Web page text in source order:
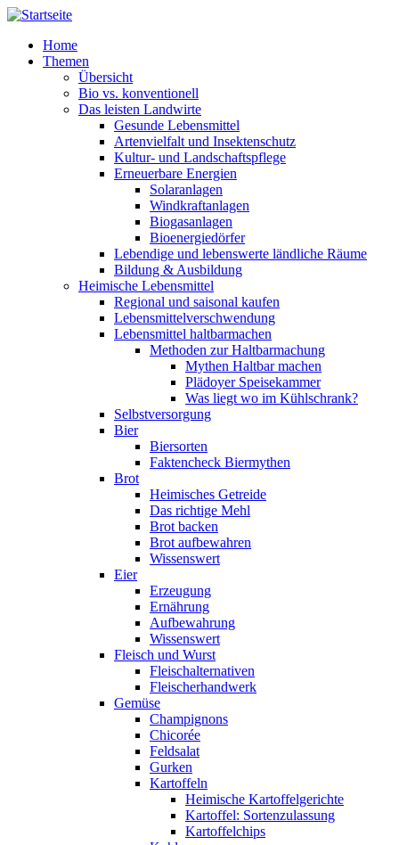
Direkt zum Inhalt
Home
Themen
Übersicht
Bio vs. konventionell
Das leisten Landwirte
Gesunde Lebensmittel
Artenvielfalt und Insektenschutz
Kultur- und Landschaftspflege
Erneuerbare Energien
Solaranlagen
Windkraftanlagen
Biogasanlagen
Bioenergiedörfer
Lebendige und lebenswerte ländliche Räume
Bildung & Ausbildung
Heimische Lebensmittel
Regional und saisonal kaufen
Lebensmittelverschwendung
Lebensmittel haltbarmachen
Methoden zur Haltbarmachung
Mythen Haltbar machen
Plädoyer Speisekammer
Was liegt wo im Kühlschrank?
Selbstversorgung
Bier
Biersorten
Faktencheck Biermythen
Brot
Heimisches Getreide
Das richtige Mehl
Brot backen
Brot aufbewahren
Wissenswert
Eier
Erzeugung
Ernährung
Aufbewahrung
Wissenswert
Fleisch und Wurst
Fleischalternativen
Fleischerhandwerk
Gemüse
Champignons
Chicorée
Feldsalat
Gurken
Kartoffeln
Heimische Kartoffelgerichte
Kartoffel: Sortenzulassung
Kartoffelchips